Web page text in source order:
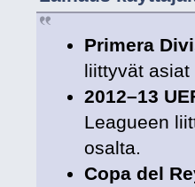
Primera
liittyvät
2012–13
Leagueen
osalta.
Copa del